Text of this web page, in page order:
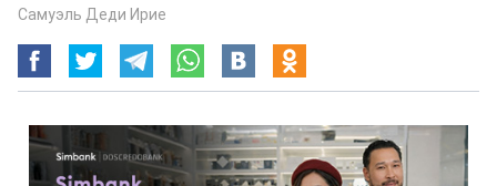
Самуэль Деди Ирие